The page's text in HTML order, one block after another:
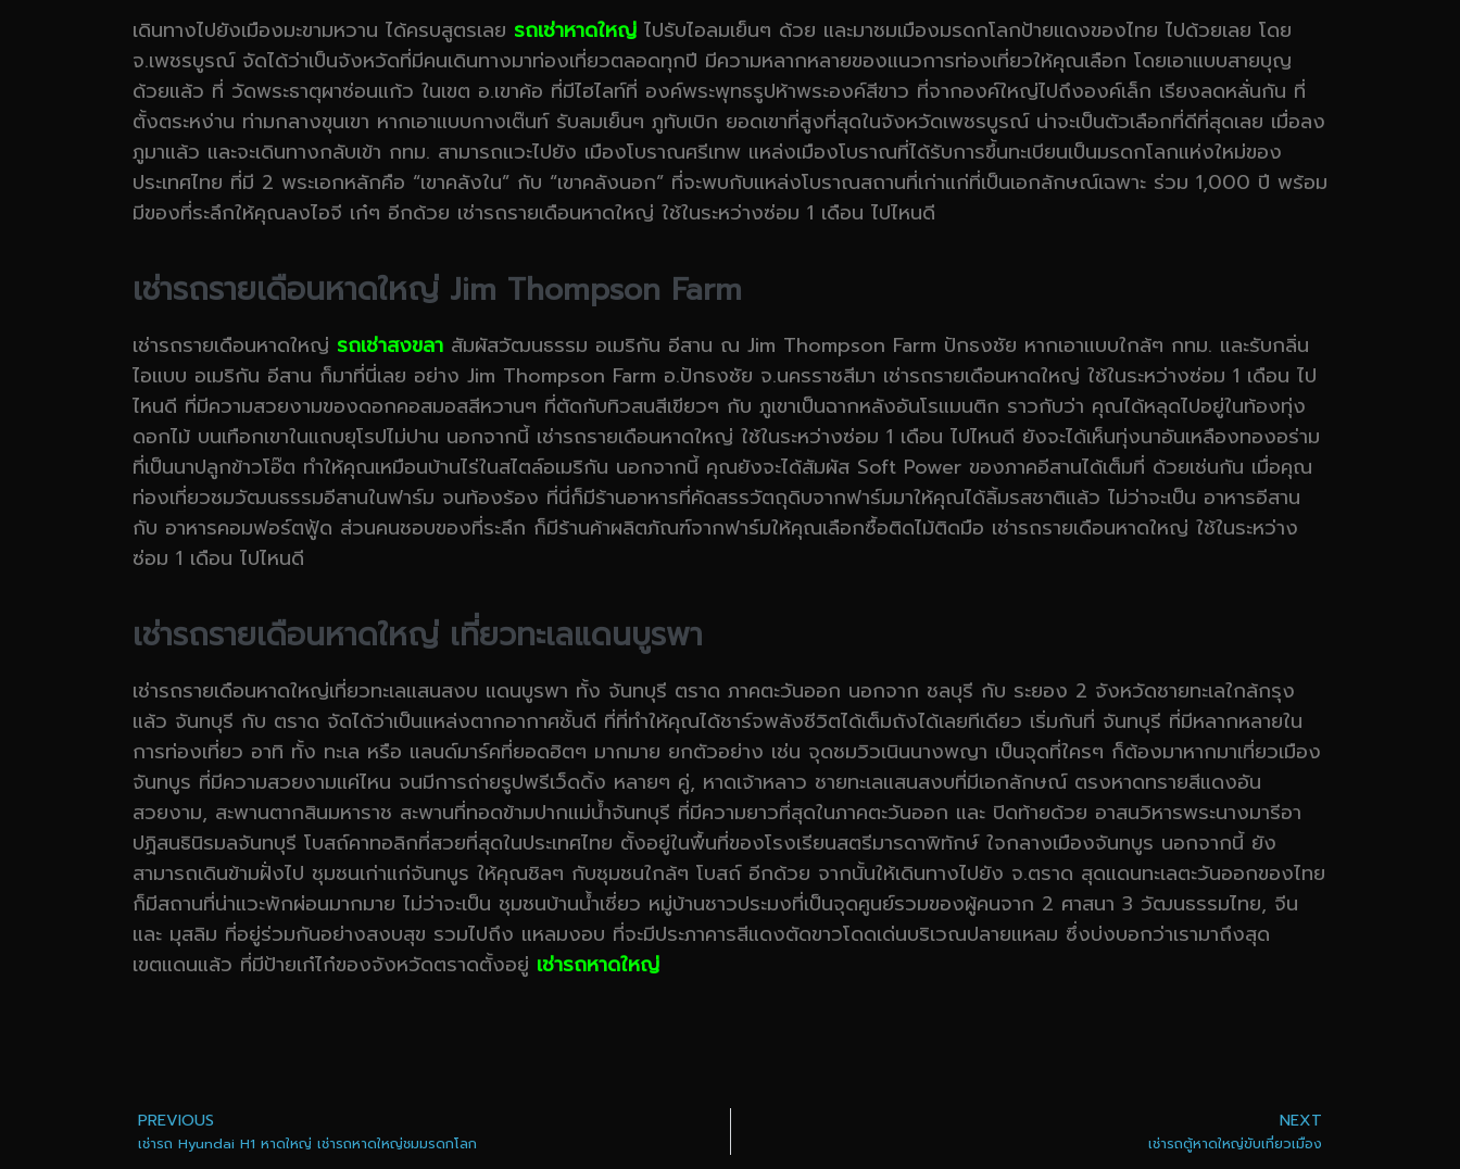
เดินทางไปยังเมืองมะขามหวาน ได้ครบสูตรเลย รถเช่าหาดใหญ่ ไปรับไอลมเย็นๆ ด้วย และมาชมเมืองมรดกโลกป้ายแดงของไทย ไปด้วยเลย โดย
จ.เพชรบูรณ์ จัดได้ว่าเป็นจังหวัดที่มีคนเดินทางมาท่องเที่ยวตลอดทุกปี มีความหลากหลายของแนวการท่องเที่ยวให้คุณเลือก โดยเอาแบบสายบุญ
ด้วยแล้ว ที่ วัดพระธาตุผาซ่อนแก้ว ในเขต อ.เขาค้อ ที่มีไฮไลท์ที่ องค์พระพุทธรูปห้าพระองค์สีขาว ที่จากองค์ใหญ่ไปถึงองค์เล็ก เรียงลดหลั่นกัน ที่
ตั้งตระหง่าน ท่ามกลางขุนเขา หากเอาแบบกางเต๊นท์ รับลมเย็นๆ ภูทับเบิก ยอดเขาที่สูงที่สุดในจังหวัดเพชรบูรณ์ น่าจะเป็นตัวเลือกที่ดีที่สุดเลย เมื่อลง
ภูมาแล้ว และจะเดินทางกลับเข้า กทม. สามารถแวะไปยัง เมืองโบราณศรีเทพ แหล่งเมืองโบราณที่ได้รับการขึ้นทะเบียนเป็นมรดกโลกแห่งใหม่ของ
ประเทศไทย ที่มี 2 พระเอกหลักคือ “เขาคลังใน” กับ “เขาคลังนอก” ที่จะพบกับแหล่งโบราณสถานที่เก่าแก่ที่เป็นเอกลักษณ์เฉพาะ ร่วม 1,000 ปี พร้อม
มีของที่ระลึกให้คุณลงไอจี เก๋ๆ อีกด้วย เช่ารถรายเดือนหาดใหญ่ ใช้ในระหว่างซ่อม 1 เดือน ไปไหนดี
เช่ารถรายเดือนหาดใหญ่ Jim Thompson Farm
เช่ารถรายเดือนหาดใหญ่ รถเช่าสงขลา สัมผัสวัฒนธรรม อเมริกัน อีสาน ณ Jim Thompson Farm ปักธงชัย หากเอาแบบใกล้ๆ กทม. และรับกลิ่น
ไอแบบ อเมริกัน อีสาน ก็มาที่นี่เลย อย่าง Jim Thompson Farm อ.ปักธงชัย จ.นครราชสีมา เช่ารถรายเดือนหาดใหญ่ ใช้ในระหว่างซ่อม 1 เดือน ไป
ไหนดี ที่มีความสวยงามของดอกคอสมอสสีหวานๆ ที่ตัดกับทิวสนสีเขียวๆ กับ ภูเขาเป็นฉากหลังอันโรแมนติก ราวกับว่า คุณได้หลุดไปอยู่ในท้องทุ่ง
ดอกไม้ บนเทือกเขาในแถบยุโรปไม่ปาน นอกจากนี้ เช่ารถรายเดือนหาดใหญ่ ใช้ในระหว่างซ่อม 1 เดือน ไปไหนดี ยังจะได้เห็นทุ่งนาอันเหลืองทองอร่าม
ที่เป็นนาปลูกข้าวโอ๊ต ทำให้คุณเหมือนบ้านไร่ในสไตล์อเมริกัน นอกจากนี้ คุณยังจะได้สัมผัส Soft Power ของภาคอีสานได้เต็มที่ ด้วยเช่นกัน เมื่อคุณ
ท่องเที่ยวชมวัฒนธรรมอีสานในฟาร์ม จนท้องร้อง ที่นี่ก็มีร้านอาหารที่คัดสรรวัตถุดิบจากฟาร์มมาให้คุณได้ลิ้มรสชาติแล้ว ไม่ว่าจะเป็น อาหารอีสาน
กับ อาหารคอมฟอร์ตฟู้ด ส่วนคนชอบของที่ระลึก ก็มีร้านค้าผลิตภัณฑ์จากฟาร์มให้คุณเลือกซื้อติดไม้ติดมือ เช่ารถรายเดือนหาดใหญ่ ใช้ในระหว่าง
ซ่อม 1 เดือน ไปไหนดี
เช่ารถรายเดือนหาดใหญ่ เที่ยวทะเลแดนบูรพา
เช่ารถรายเดือนหาดใหญ่เที่ยวทะเลแสนสงบ แดนบูรพา ทั้ง จันทบุรี ตราด ภาคตะวันออก นอกจาก ชลบุรี กับ ระยอง 2 จังหวัดชายทะเลใกล้กรุง
แล้ว จันทบุรี กับ ตราด จัดได้ว่าเป็นแหล่งตากอากาศชั้นดี ที่ที่ทำให้คุณได้ชาร์จพลังชีวิตได้เต็มถังได้เลยทีเดียว เริ่มกันที่ จันทบุรี ที่มีหลากหลายใน
การท่องเที่ยว อาทิ ทั้ง ทะเล หรือ แลนด์มาร์คที่ยอดฮิตๆ มากมาย ยกตัวอย่าง เช่น จุดชมวิวเนินนางพญา เป็นจุดที่ใครๆ ก็ต้องมาหากมาเที่ยวเมือง
จันทบูร ที่มีความสวยงามแค่ไหน จนมีการถ่ายรูปพรีเว็ดดิ้ง หลายๆ คู่, หาดเจ้าหลาว ชายทะเลแสนสงบที่มีเอกลักษณ์ ตรงหาดทรายสีแดงอัน
สวยงาม, สะพานตากสินมหาราช สะพานที่ทอดข้ามปากแม่น้ำจันทบุรี ที่มีความยาวที่สุดในภาคตะวันออก และ ปิดท้ายด้วย อาสนวิหารพระนางมารีอา
ปฏิสนธินิรมลจันทบุรี โบสถ์คาทอลิกที่สวยที่สุดในประเทศไทย ตั้งอยู่ในพื้นที่ของโรงเรียนสตรีมารดาพิทักษ์ ใจกลางเมืองจันทบูร นอกจากนี้ ยัง
สามารถเดินข้ามฝั่งไป ชุมชนเก่าแก่จันทบูร ให้คุณชิลๆ กับชุมชนใกล้ๆ โบสถ์ อีกด้วย จากนั้นให้เดินทางไปยัง จ.ตราด สุดแดนทะเลตะวันออกของไทย
ก็มีสถานที่น่าแวะพักผ่อนมากมาย ไม่ว่าจะเป็น ชุมชนบ้านน้ำเชี่ยว หมู่บ้านชาวประมงที่เป็นจุดศูนย์รวมของผู้คนจาก 2 ศาสนา 3 วัฒนธรรมไทย, จีน
และ มุสลิม ที่อยู่ร่วมกันอย่างสงบสุข รวมไปถึง แหลมงอบ ที่จะมีประภาคารสีแดงตัดขาวโดดเด่นบริเวณปลายแหลม ซึ่งบ่งบอกว่าเรามาถึงสุด
เขตแดนแล้ว ที่มีป้ายเก๋ไก๋ของจังหวัดตราดตั้งอยู่ เช่ารถหาดใหญ่
PREVIOUS
เช่ารถ Hyundai H1 หาดใหญ่ เช่ารถหาดใหญ่ชมมรดกโลก
NEXT
เช่ารถตู้หาดใหญ่ขับเที่ยวเมือง